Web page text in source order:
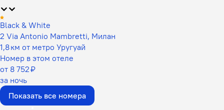
Black & White
2 Via Antonio Mambretti, Милан
1,8 км от метро Уругуай
Номер в этом отеле
от 8 752 ₽
за ночь
Показать все номера